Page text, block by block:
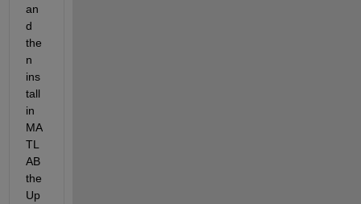
an
d
the
n
ins
tall
in
MA
TL
AB
the
Up